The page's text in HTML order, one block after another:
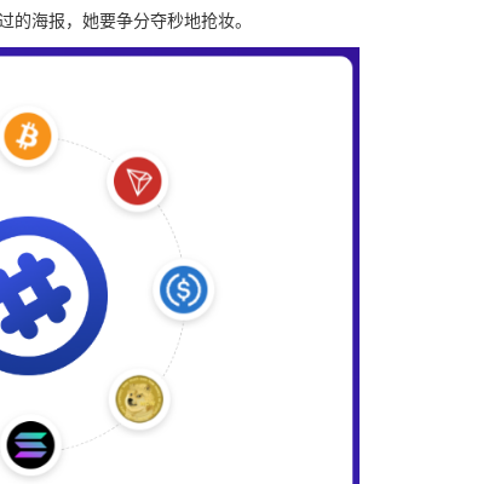
海报，她要争分夺秒地抢妆。